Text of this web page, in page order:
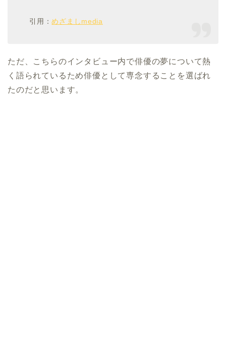
引用：めざましmedia
ただ、こちらのインタビュー内で俳優の夢について熱
く語られているため俳優として専念することを選ばれ
たのだと思います。